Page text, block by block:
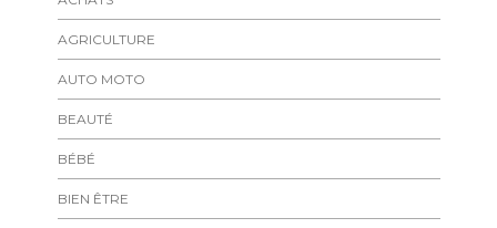
AGRICULTURE
AUTO MOTO
BEAUTÉ
BÉBÉ
BIEN ÊTRE